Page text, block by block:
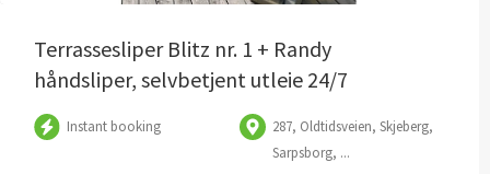
Terrassesliper Blitz nr. 1 + Randy
håndsliper, selvbetjent utleie 24/7
Instant booking
287, Oldtidsveien, Skjeberg,
Sarpsborg, ...